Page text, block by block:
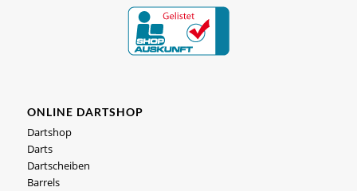
ONLINE DARTSHOP
Dartshop
Darts
Dartscheiben
Barrels